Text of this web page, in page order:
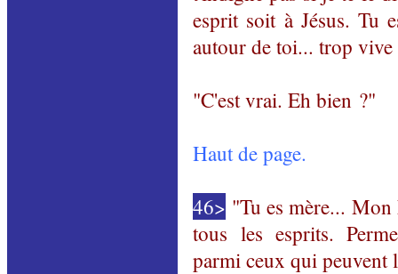
esprit soit à Jésus. Tu
autour de toi... trop
"C'est vrai. Eh bien ?"
Haut de page.
46> "Tu es mère...
tous les esprits.
parmi ceux qui